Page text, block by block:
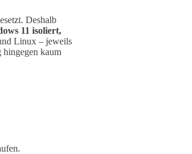
Deshalb
11 isoliert,
Linux – jeweils
kaum